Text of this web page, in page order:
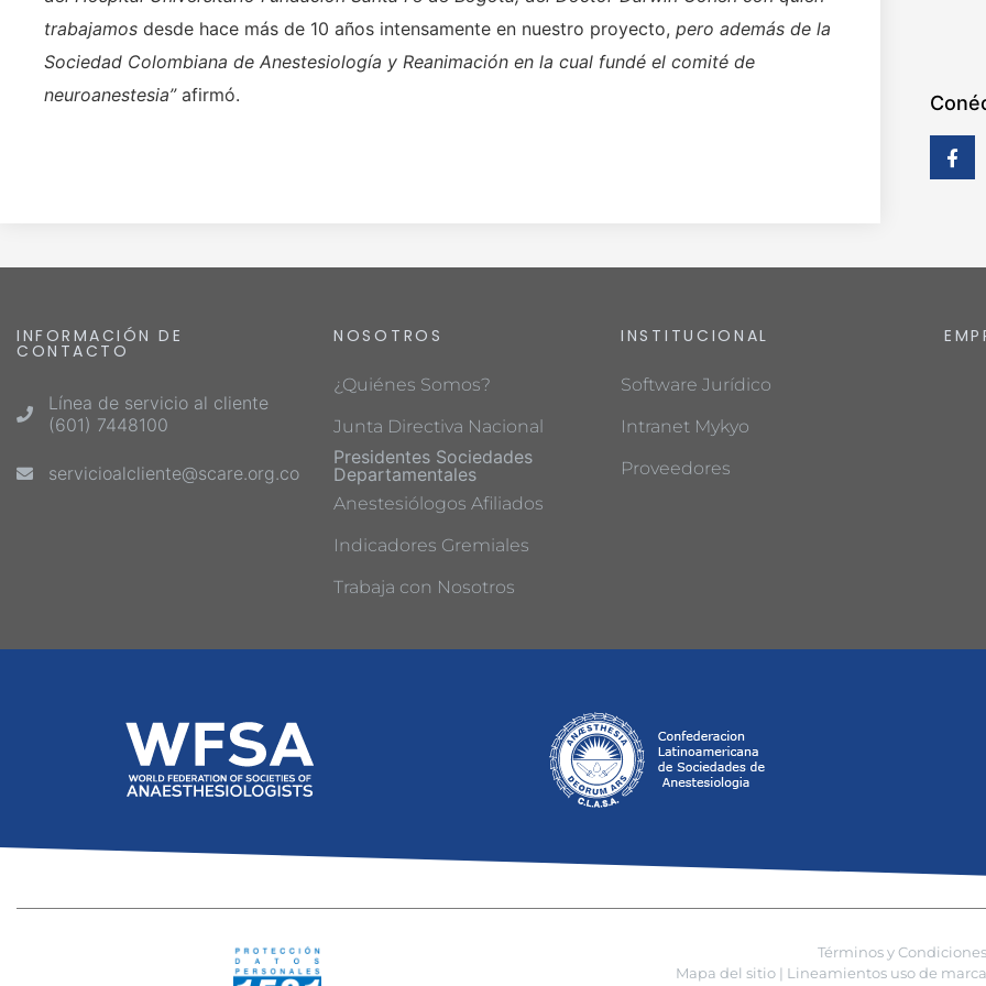
trabajamos desde hace más de 10 años intensamente en nuestro proyecto, pero además de la
Sociedad Colombiana de Anestesiología y Reanimación en la cual fundé el comité de
neuroanestesia” afirmó.
INFORMACIÓN DE
CONTACTO
Línea de servicio al cliente
(601) 7448100
servicioalcliente@scare.org.co
NOSOTROS
¿Quiénes Somos?
Junta Directiva Nacional
Presidentes Sociedades
Departamentales
Anestesiólogos Afiliados
Indicadores Gremiales
Trabaja con Nosotros
INSTITUCIONAL
Software Jurídico
Intranet Mykyo
Proveedores
Términos y Condiciones
Mapa del sitio |
Lineamientos uso de marca